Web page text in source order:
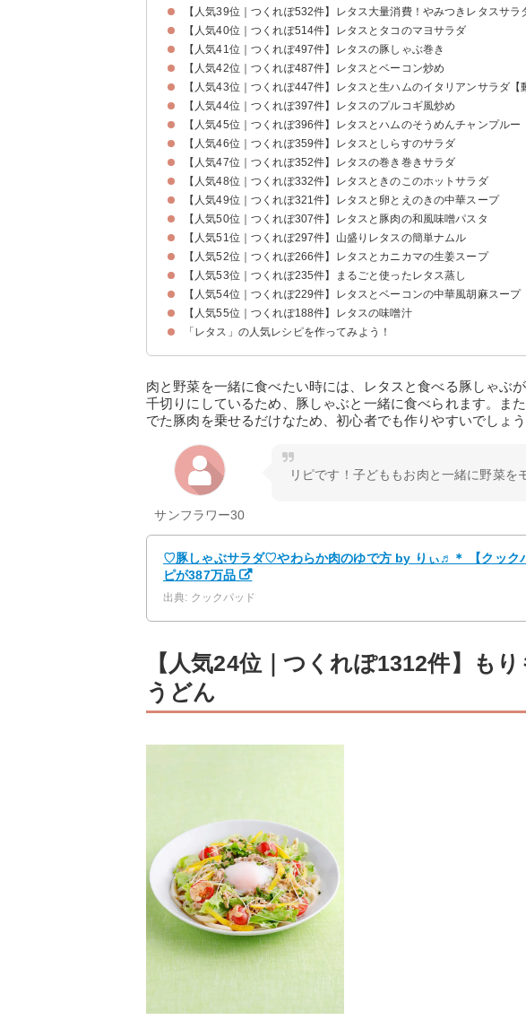
【人気39位｜つくれぽ532件】レタス大量消費！やみつきレタスサラ
【人気40位｜つくれぽ514件】レタスとタコのマヨサラダ
【人気41位｜つくれぽ497件】レタスの豚しゃぶ巻き
【人気42位｜つくれぽ487件】レタスとベーコン炒め
【人気43位｜つくれぽ447件】レタスと生ハムのイタリアンサラダ【
【人気44位｜つくれぽ397件】レタスのプルコギ風炒め
【人気45位｜つくれぽ396件】レタスとハムのそうめんチャンプルー
【人気46位｜つくれぽ359件】レタスとしらすのサラダ
【人気47位｜つくれぽ352件】レタスの巻き巻きサラダ
【人気48位｜つくれぽ332件】レタスときのこのホットサラダ
【人気49位｜つくれぽ321件】レタスと卵とえのきの中華スープ
【人気50位｜つくれぽ307件】レタスと豚肉の和風味噌パスタ
【人気51位｜つくれぽ297件】山盛りレタスの簡単ナムル
【人気52位｜つくれぽ266件】レタスとカニカマの生姜スープ
【人気53位｜つくれぽ235件】まるごと使ったレタス蒸し
【人気54位｜つくれぽ229件】レタスとベーコンの中華風胡麻スープ
【人気55位｜つくれぽ188件】レタスの味噌汁
「レタス」の人気レシピを作ってみよう！
肉と野菜を一緒に食べたい時には、レタスと食べる豚しゃぶ
千切りにしているため、豚しゃぶと一緒に食べられます。ま
でた豚肉を乗せるだけなため、初心者でも作りやすいでしょう
サンフラワー30
リピです！子どももお肉と一緒に野菜を
♡豚しゃぶサラダ♡やわらか肉のゆで方 by りぃ♬＊ 【クック
ピが387万品
出典: クックパッド
【人気24位｜つくれぽ1312件】も
うどん